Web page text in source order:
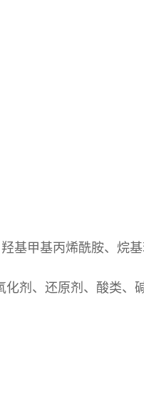
基甲基丙烯酰胺、烷基
剂、还原剂、酸类、